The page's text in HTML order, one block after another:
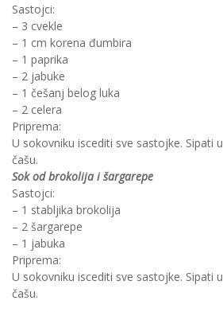
Sastojci:
– 3 cvekle
– 1 cm korena đumbira
– 1 paprika
– 2 jabuke
– 1 češanj belog luka
– 2 celera
Priprema:
U sokovniku iscediti sve sastojke. Sipati u
čašu.
Sok od brokolija i šargarepe
Sastojci:
– 1 stabljika brokolija
– 2 šargarepe
– 1 jabuka
Priprema:
U sokovniku iscediti sve sastojke. Sipati u
čašu.